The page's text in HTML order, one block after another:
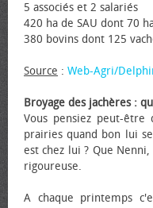
5 associés et 2 salariés
420 ha de SAU dont 70
380 bovins dont 125
Source : Web-Agri/
Broyage des jachères :
Vous pensiez peut-être
prairies quand bon lui
est chez lui ? Que
rigoureuse.
A chaque printemps